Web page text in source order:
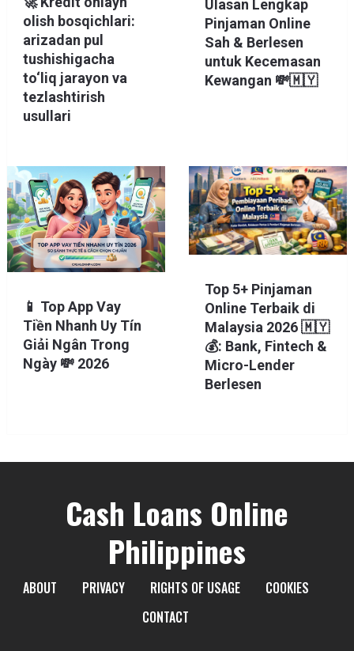
olish bosqichlari:
arizadan pul
tushishigacha
to‘liq jarayon va
tezlashtirish
usullari
Ulasan Lengkap
Pinjaman Online
Sah & Berlesen
untuk Kecemasan
Kewangan 💸🇲🇾
📱 Top App Vay
Tiền Nhanh Uy Tín
Giải Ngân Trong
Ngày 💸 2026
Top 5+ Pinjaman
Online Terbaik di
Malaysia 2026 🇲🇾
💰: Bank, Fintech &
Micro-Lender
Berlesen
Cash Loans Online
Philippines
ABOUT PRIVACY RIGHTS OF USAGE
COOKIES
CONTACT